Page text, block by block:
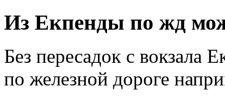
Из Екпенды по жд
Без пересадок с вокзала
по железной дороге